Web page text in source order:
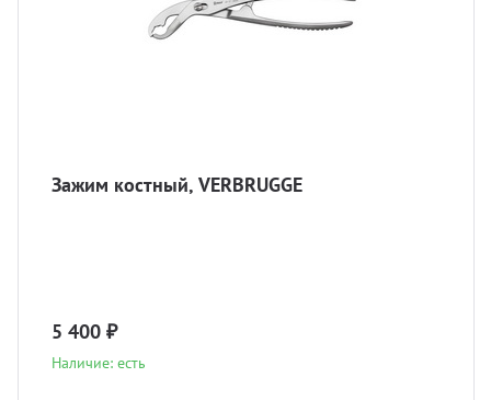
Зажим костный, VERBRUGGE
5 400 ₽
Наличие: есть